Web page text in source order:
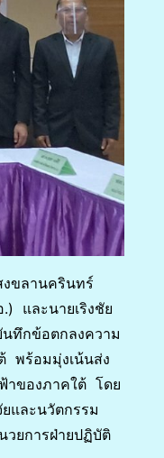
ขลานครินทร์
และนายเริงชัย
ทึกข้อตกลงความ
พร้อมมุ่งเน้นส่ง
าของภาคใต้ โดย
และนวัตกรรม
ยการฝ่ายปฏิบัติ